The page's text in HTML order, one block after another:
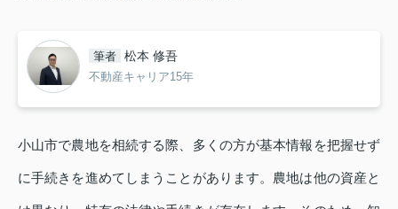
筆者 松本 修吾
不動産キャリア15年
小山市で農地を相続する際、多くの方が基本情報を把握せず
に手続きを進めてしまうことがあります。農地は他の資産と